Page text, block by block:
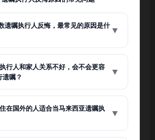
遗嘱执行人反悔，最常见的原因是什 ▼
行人和家人关系不好，会不会更容
嘱？
▼
在国外的人适合当马来西亚遗嘱执
▼